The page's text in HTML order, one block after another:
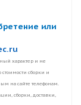
или
характер и не
сборки и
на сайте телефонам.
сборки, доставки,